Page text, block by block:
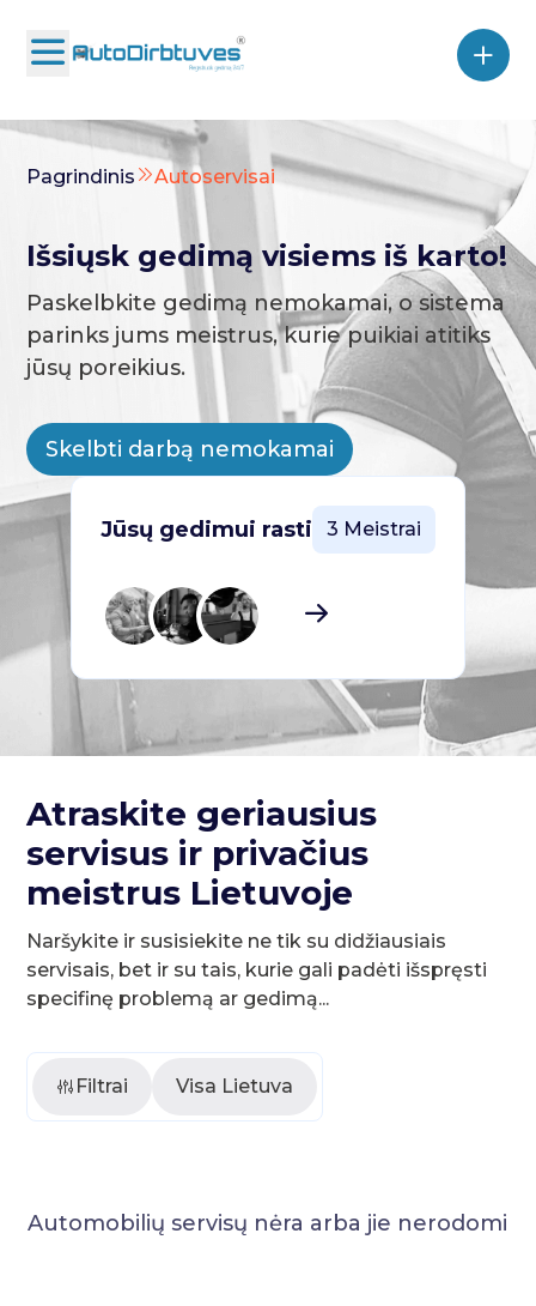
Pagrindinis Autoservisai
Išsiųsk gedimą visiems iš karto!
Paskelbkite gedimą nemokamai, o sistema
parinks jums meistrus, kurie puikiai atitiks
jūsų poreikius.
Skelbti darbą nemokamai
Jūsų gedimui rasti 3 Meistrai
Atraskite geriausius
servisus ir privačius
meistrus Lietuvoje
Naršykite ir susisiekite ne tik su didžiausiais
servisais, bet ir su tais, kurie gali padėti išspręsti
specifinę problemą ar gedimą...
Filtrai Visa Lietuva
Automobilių servisų nėra arba jie nerodomi